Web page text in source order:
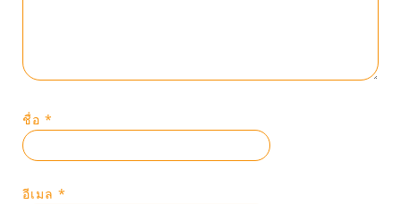
ชื่อ *
อีเมล *